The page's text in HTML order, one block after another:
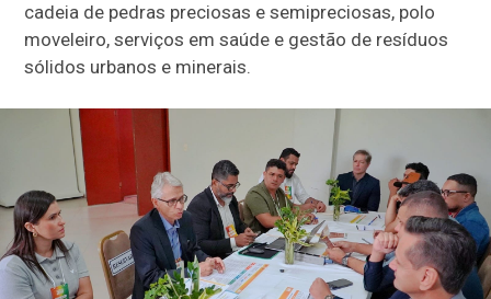
cadeia de pedras preciosas e semipreciosas, polo
moveleiro, serviços em saúde e gestão de resíduos
sólidos urbanos e minerais.